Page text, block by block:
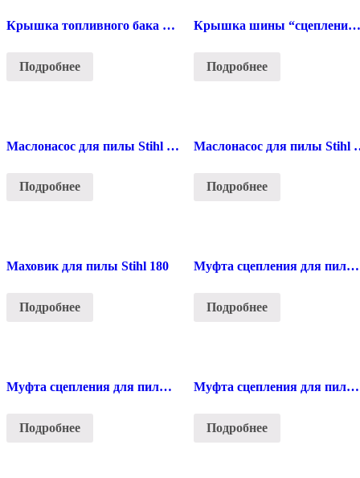
Крышка топливного бака для пилы Stihl 180
Подробнее
Крышка шины “сцепления”для пилы Stihl 180
Подробнее
Маслонасос для пилы Stihl 180
Подробнее Подробнее
Маховик для пилы Stihl 180
Подробнее
Муфта сцепления для пилы Stihl 180/230/250
Подробнее
Муфта сцепления для пилы Stihl 290
Подробнее
Муфта сцепления для пилы Stihl 341/361
Подробнее